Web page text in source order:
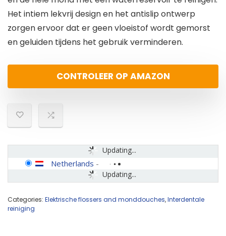
Het intiem lekvrij design en het antislip ontwerp
zorgen ervoor dat er geen vloeistof wordt gemorst
en geluiden tijdens het gebruik verminderen.
CONTROLEER OP AMAZON
Updating...
Updating...
Netherlands -
Categories: Elektrische flossers and monddouches,Interdentale
reiniging